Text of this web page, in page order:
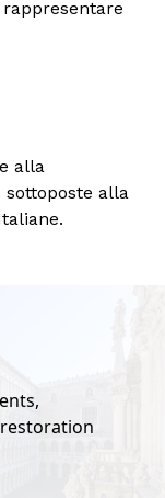
alla
alla